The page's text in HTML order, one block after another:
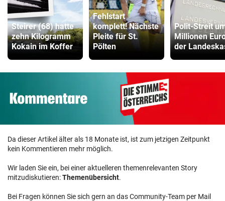
Steirer (68) hatte
zehn Kilogramm
Kokain im Koffer
Fehlstart
komplett! Nächste
Pleite für St.
Pölten
Polit-Streit
Millionen
der
Da dieser Artikel älter als 18 Monate ist, ist zum jetzigen Zeitpunkt
kein Kommentieren mehr möglich.
Wir laden Sie ein, bei einer aktuelleren themenrelevanten Story
mitzudiskutieren:Themenübersicht.
Bei Fragen können Sie sich gern an das Community-Team per Mail